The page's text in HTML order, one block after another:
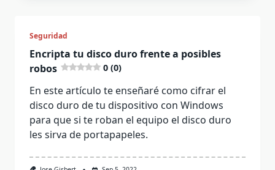
Seguridad
Encripta tu disco duro frente a posibles
robos
0 (0)
En este artículo te enseñaré como cifrar el
disco duro de tu dispositivo con Windows
para que si te roban el equipo el disco duro
les sirva de portapapeles.